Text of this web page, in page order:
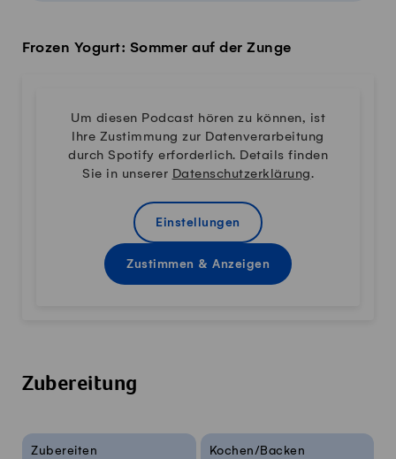
Frozen Yogurt: Sommer auf der Zunge
Um diesen Podcast hören zu können, ist
Ihre Zustimmung zur Datenverarbeitung
durch Spotify erforderlich. Details finden
Sie in unserer Datenschutzerklärung.
Einstellungen
Zustimmen & Anzeigen
Zubereitung
Rezeptinfos
Zubereiten
Kochen/Backen